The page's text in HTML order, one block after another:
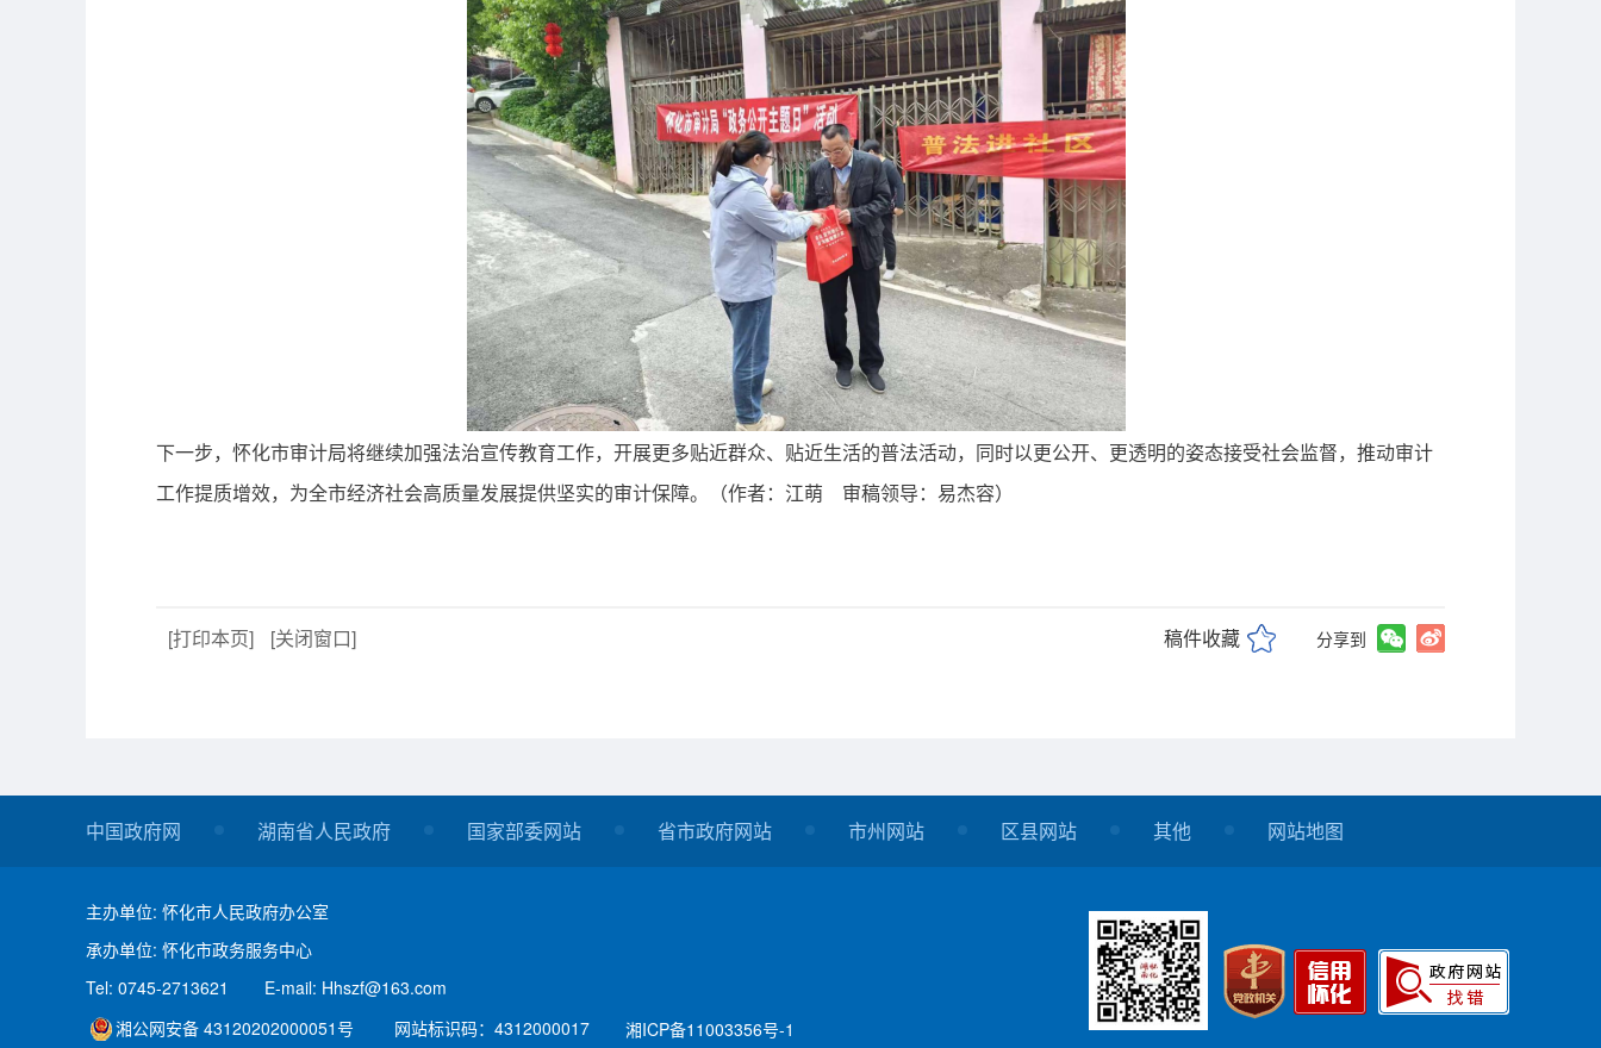
下一步，怀化市审计局将继续加强法治宣传教育工作，开展更多贴近群众、贴近生活的普法活动，同时以更公开、更透明的姿态接受社会监督，推动审计
工作提质增效，为全市经济社会高质量发展提供坚实的审计保障。（作者：江萌 审稿领导：易杰容）
[打印本页] [关闭窗口] 稿件收藏 分享到
中国政府网 湖南省人民政府 国家部委网站 省市政府网站 市州网站 区县网站 其他 网站地图
主办单位: 怀化市人民政府办公室
承办单位: 怀化市政务服务中心
Tel: 0745-2713621
E-mail: Hhszf@163.com
湘公网安备 43120202000051号
网站标识码：4312000017 湘ICP备11003356号-1